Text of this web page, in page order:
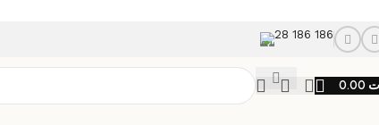
28 186 186